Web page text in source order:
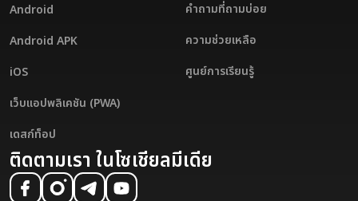
Android
Android APK
iOS
เว็บแอปพลิเคชัน (PWA)
เดสก์ท็อป
คำถามที่ถามบ่อย
ความช่วยเหลือ
ศูนย์การเรียนรู้
ติดตามเรา ในโซเชียลมีเดีย